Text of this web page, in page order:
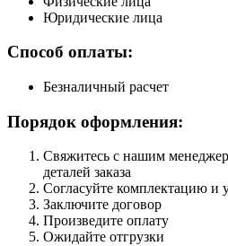
Юридические лица
Способ оплаты:
Безналичный расчет
Порядок оформления:
Свяжитесь с нашим
деталей заказа
Согласуйте комплектацию и
Заключите договор
Произведите оплату
Ожидайте отгрузки